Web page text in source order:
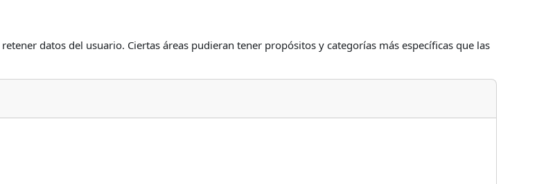
datos del usuario. Ciertas áreas pudieran tener propósitos y categorías más específicas que las